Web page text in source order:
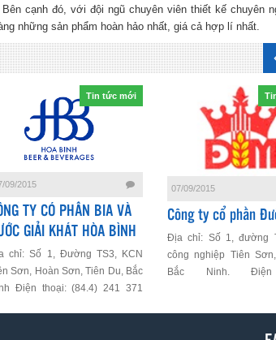
cạnh đó, với đội ngũ chuyên viên thiết kế chuyên
những sản phẩm hoàn hảo nhất, giá cả hợp lí nhất.
Tin tức mới
09/2015
TY CÓ PHẦN BIA VÀ
GIẢI KHÁT HÒA BÌNH
chỉ: Số 1, Đường TS3, KCN
Sơn, Hoàn Sơn, Tiên Du, Bắc
Điện thoại: (84.4) 241 371
07/09/2015
Công ty cổ phần
Địa chỉ: Số 1, đường
công nghiệp Tiên
Bắc Ninh. Điện